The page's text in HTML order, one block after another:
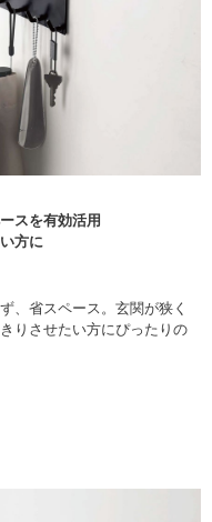
スを有効活用
方に
、省スペース。玄関が狭く
りさせたい方にぴったりの